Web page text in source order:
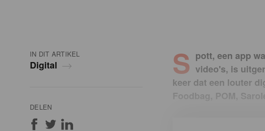
IN DIT ARTIKEL
Digital
DELEN
S pott, een app
video's, is
keer dat een louter
Foodbag, POM,